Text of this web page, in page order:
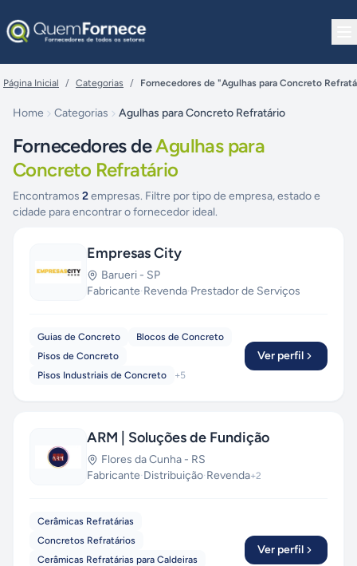
Página Inicial / Categorias / Fornecedores de "Agulhas para Concreto
Home Categorias Agulhas para Concreto Refratário
Fornecedores deAgulhas para
Concreto Refratário
Encontramos 2empresas. Filtre por tipo de empresa, estado e
cidade para encontrar o fornecedor ideal.
Empresas City
Barueri - SP
Fabricante·Revenda·Prestador de Serviços
Guias de Concreto
Blocos de Concreto
Pisos de Concreto
Pisos Industriais de Concreto
+5
Ver perfil
ARM | Soluções de Fundição
Flores da Cunha - RS
Fabricante·Distribuição·Revenda+2
Cerâmicas Refratárias
Concretos Refratários
Cerâmicas Refratárias para Caldeiras
Ver perfil